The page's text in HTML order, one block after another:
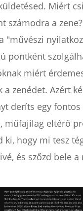
Miért
számodra a zene?
"művészi
pontként
miért
zenédet. Azért
deríts egy fontos
műfajilag eltérő
ki, hogy mi tesz
és szőzd bele a